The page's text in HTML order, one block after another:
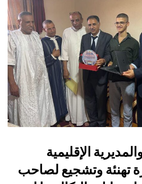
الإقليمية
تهنئة وتشجيع لصاحب